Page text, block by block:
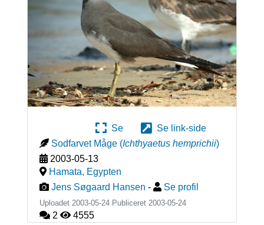
Se
Se link-side
Sodfarvet Måge (Ichthyaetus hemprichii)
2003-05-13
Hamata, Egypten
Jens Søgaard Hansen - Se profil
Uploadet 2003-05-24 Publiceret 2003-05-24
2 4555